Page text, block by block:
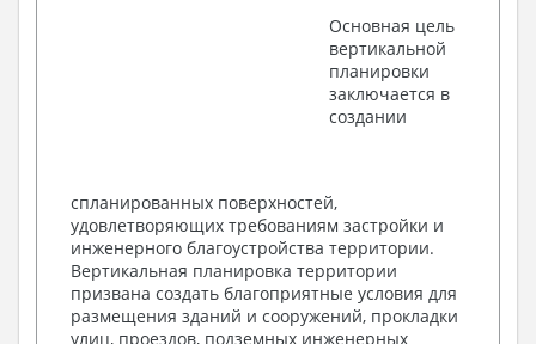
Разрезы и состав конструкций
Фасады с ведомостью внешних отделок
Элементы проемов – спецификация
Ведомость перемычек – сечения и
Архитектурные узлы в конструкциях
2. Конструктивный раздел:
Общие данные по проекту
Схемы расположения и расчеты фундаментов
Элементы каркаса – схемы расположения
Основная цель
вертикальной
планировки
заключается в
создании
спланированных поверхностей,
удовлетворяющих требованиям застройки и
инженерного благоустройства территории.
Вертикальная планировка территории
призвана создать благоприятные условия для
размещения зданий и сооружений, прокладки
улиц, проездов, подземных инженерных